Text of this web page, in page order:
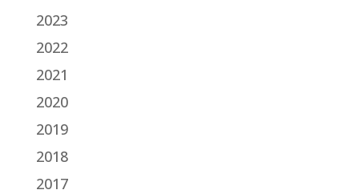
2023
2022
2021
2020
2019
2018
2017